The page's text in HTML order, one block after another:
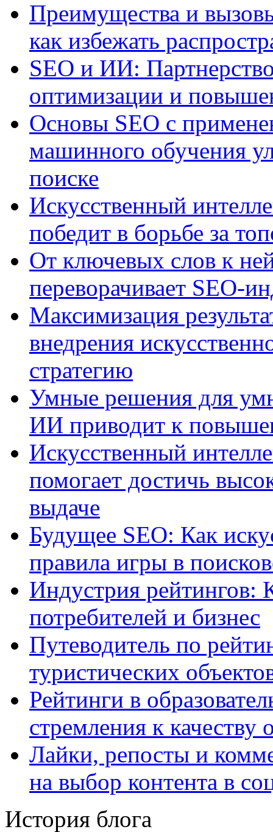
Преимущества и
как избежать
SEO и ИИ:
оптимизации и
Основы SEO с
машинного обучения
поиске
Искусственный
победит в борьбе за
От ключевых слов к
переворачивает SEO-
Максимизация
внедрения
стратегию
Умные решения для
ИИ приводит к
Искусственный
помогает достичь
выдаче
Будущее SEO: Как
правила игры в
Индустрия рейтингов:
потребителей и бизнес
Путеводитель по
туристических
Рейтинги в
стремления к качеству
Лайки, репосты и
на выбор контента в
История блога